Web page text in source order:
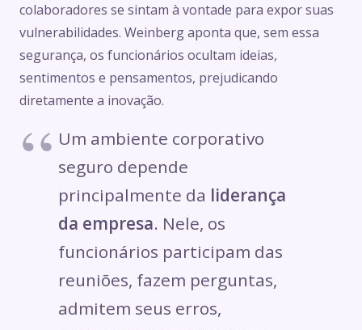
colaboradores se sintam à vontade para expor suas
vulnerabilidades. Weinberg aponta que, sem essa
segurança, os funcionários ocultam ideias,
sentimentos e pensamentos, prejudicando
diretamente a inovação.
Um ambiente corporativo
seguro depende
principalmente da liderança
da empresa. Nele, os
funcionários participam das
reuniões, fazem perguntas,
admitem seus erros,